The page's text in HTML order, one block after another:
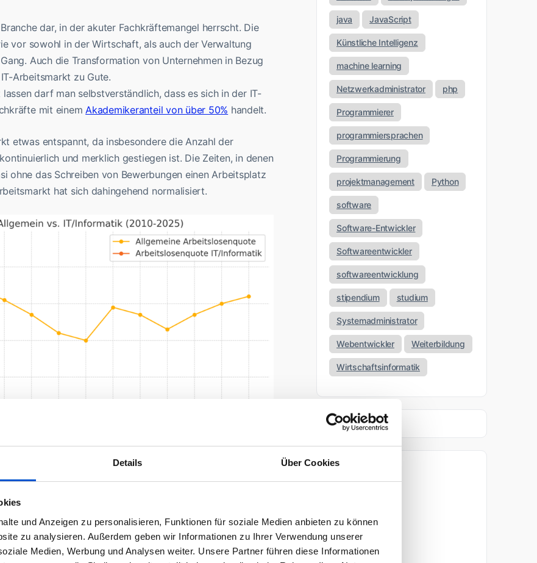
Details Über Cookies
und Anzeigen zu personalisieren, Funktionen für soziale Medien anbieten zu können
zu analysieren. Außerdem geben wir Informationen zu Ihrer Verwendung unserer
Medien, Werbung und Analysen weiter. Unsere Partner führen diese Informationen
dar, in der akuter Fachkräftemangel herrscht. Die
vor sowohl in der Wirtschaft, als auch der Verwaltung
Auch die Transformation von Unternehmen in Bezug
Arbeitsmarkt zu Gute.
darf man selbstverständlich, dass es sich in der IT-
mit einemAkademikeranteil von über 50% handelt.
etwas entspannt, da insbesondere die Anzahl der
und merklich gestiegen ist. Die Zeiten, in denen
ohne das Schreiben von Bewerbungen einen Arbeitsplatz
hat sich dahingehend normalisiert.
zur Arbeitslosenquote im ITK-Sektor. Eigene
java JavaScript
Künstliche Intelligenz
machine learning
Netzwerkadministrator php
Programmierer
programmiersprachen
Programmierung
projektmanagement Python
software
Software-Entwickler
Softwareentwickler
softwareentwicklung
stipendium studium
Systemadministrator
Webentwickler Weiterbildung
Wirtschaftsinformatik
April 2026
März 2026
November 2025